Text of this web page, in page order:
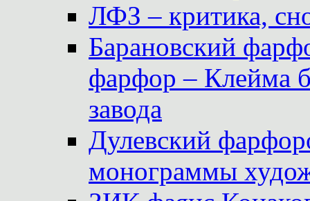
ЛФЗ – критика,
Барановский
фарфор – Клейма
завода
Дулевский
монограммы